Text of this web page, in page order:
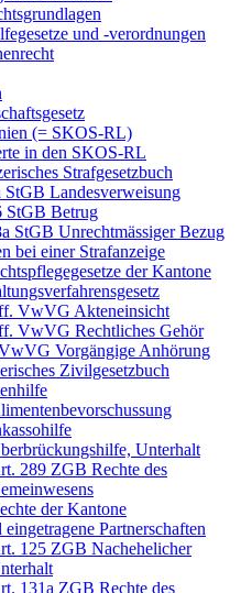
und -verordnungen
(= SKOS-RL)
in den SKOS-RL
Strafgesetzbuch
StGB Landesverweisung
StGB Betrug
StGB Unrechtmässiger Bezug
bei einer Strafanzeige
der Kantone
VwVG Akteneinsicht
VwVG Rechtliches Gehör
Vorgängige Anhörung
Zivilgesetzbuch
Unterhalt
289 ZGB Rechte des
der Kantone
eingetragene Partnerschaften
125 ZGB Nachehelicher
131a ZGB Rechte des